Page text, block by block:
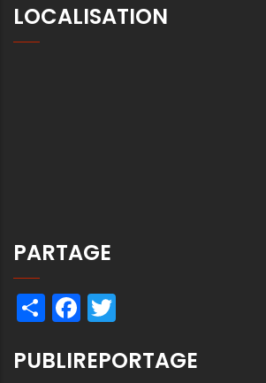
LOCALISATION
PARTAGE
ShareFacebook
PUBLIREPORTAGE